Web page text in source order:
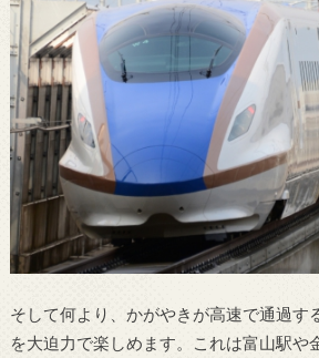
そして何より、かがやきが高速で通過す
を大迫力で楽しめます。これは富山駅や